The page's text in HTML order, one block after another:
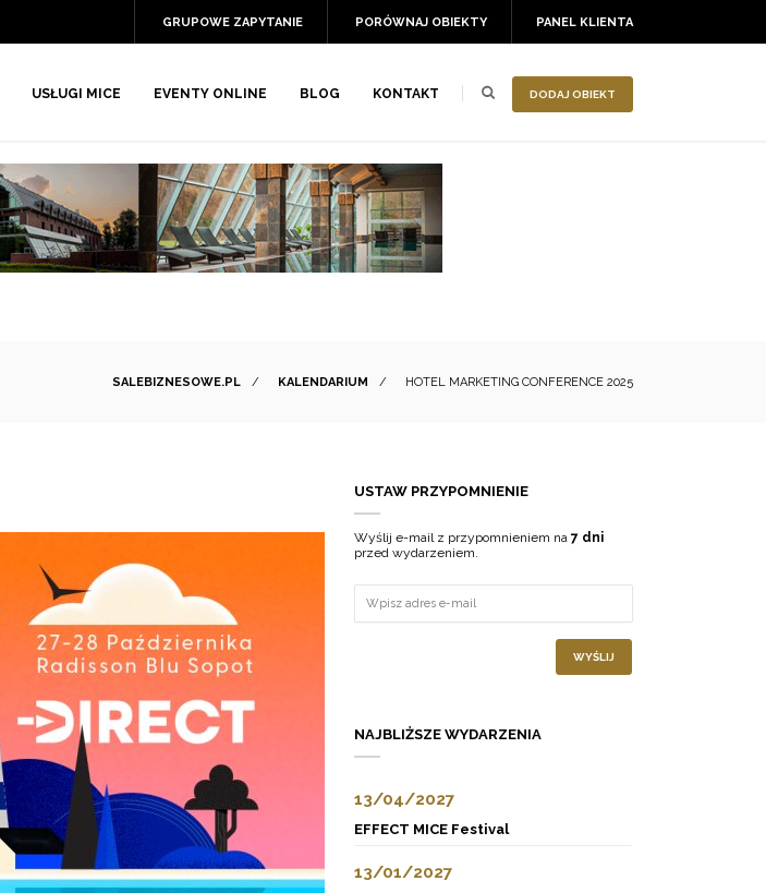
PANEL KLIENTA
PORÓWNAJ OBIEKTY
GRUPOWE ZAPYTANIE
DODAJ OBIEKT
USŁUGI MICE EVENTY ONLINE BLOG KONTAKT
SALEBIZNESOWE.PL / KALENDARIUM / HOTEL MARKETING CONFERENCE 2025
USTAW PRZYPOMNIENIE
Wyślij e-mail z przypomnieniem na 7 dni
przed wydarzeniem.
WYŚLIJ
NAJBLIŻSZE WYDARZENIA
13/04/2027
EFFECT MICE Festival
13/01/2027